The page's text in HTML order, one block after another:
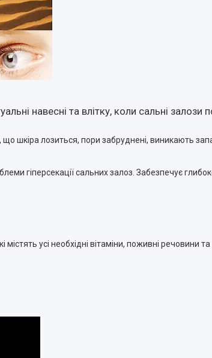
навесні та влітку, коли сальні залози
шкіра лозиться, пори забруднені, виникають
гіперсекації сальних залоз. Забезпечує
усі необхідні вітаміни, поживні речовини